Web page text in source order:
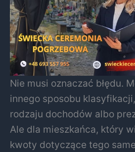
Nie musi oznaczać błędu.
innego sposobu
rodzaju dochodów albo
Ale dla mieszkańca, który
kwoty dotyczące tego